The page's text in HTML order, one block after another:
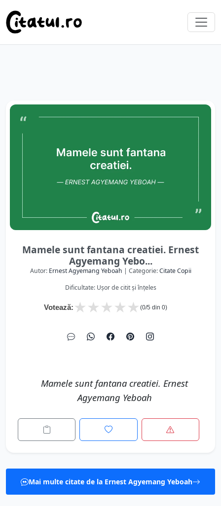
Mamele sunt fantana creatiei. Ernest
Agyemang Yebo...
Autor: Ernest Agyemang Yeboah | Categorie:Citate Copii
Dificultate: Ușor de citit și înțeles
Votează: ★
★
★
★
★ (0/5 din 0)
Mamele sunt fantana creatiei. Ernest
Agyemang Yeboah
Mai multe citate de la Ernest Agyemang Yeboah